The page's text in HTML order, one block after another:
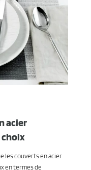
acier
les couverts en acier
en termes de